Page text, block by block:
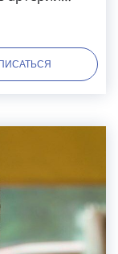
нижних
вен
и США.